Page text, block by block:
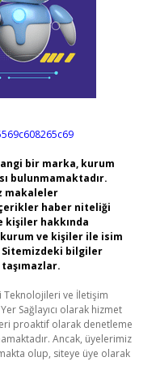
bir marka, kurum
bulunmamaktadır.
makaleler
haber niteliği
kişiler hakkında
kurum ve kişiler ile isim
bilgiler
Teknolojileri ve İletişim
Sağlayıcı olarak hizmet
proaktif olarak denetleme
Ancak, üyelerimiz
olup, siteye üye olarak